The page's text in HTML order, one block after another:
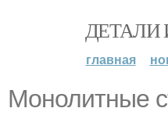
ДЕТАЛИ
главная
Монолитные